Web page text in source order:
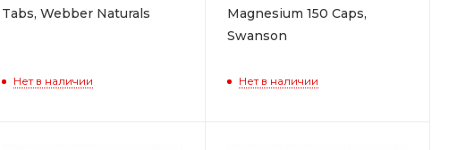
Tabs, Webber Naturals
Нет в наличии
Magnesium 150 Caps,
Swanson
Нет в наличии